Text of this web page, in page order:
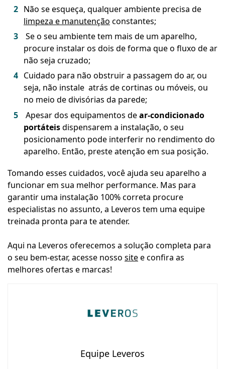
Não se esqueça, qualquer ambiente precisa de
limpeza e manutenção constantes;
Se o seu ambiente tem mais de um aparelho,
procure instalar os dois de forma que o fluxo de ar
não seja cruzado;
Cuidado para não obstruir a passagem do ar, ou
seja, não instale atrás de cortinas ou móveis, ou
no meio de divisórias da parede;
Apesar dos equipamentos dear-condicionado
portáteisdispensarem a instalação, o seu
posicionamento pode interferir no rendimento do
aparelho. Então, preste atenção em sua posição.
Tomando esses cuidados, você ajuda seu aparelho a
funcionar em sua melhor performance. Mas para
garantir uma instalação 100% correta procure
especialistas no assunto, a Leveros tem uma equipe
treinada pronta para te atender.
Aqui na Leveros oferecemos a solução completa para
o seu bem-estar, acesse nosso sitee confira as
melhores ofertas e marcas!
Equipe Leveros